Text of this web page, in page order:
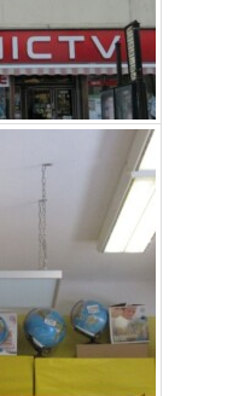
funkce z
webu zmizí.
Marketing
zájmů a chování
při návštěvě
našich stránek
zvyšujete šanci na
zobrazení
personalizovaného
obsahu a nabídek.